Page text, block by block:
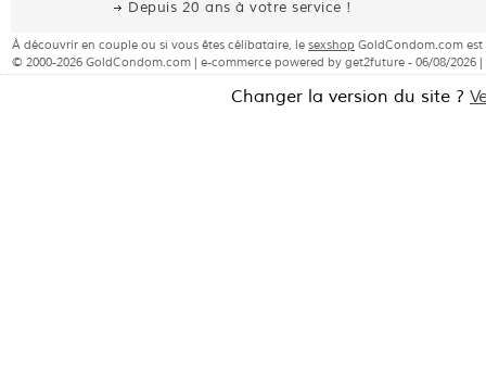
Depuis 20 ans à votre service !
À découvrir en couple ou si vous êtes célibataire, le sexshop GoldCondom.com
© 2000-2026 GoldCondom.com | e-commerce powered by get2future - 06/08/2026 |
Changer la version du site ?